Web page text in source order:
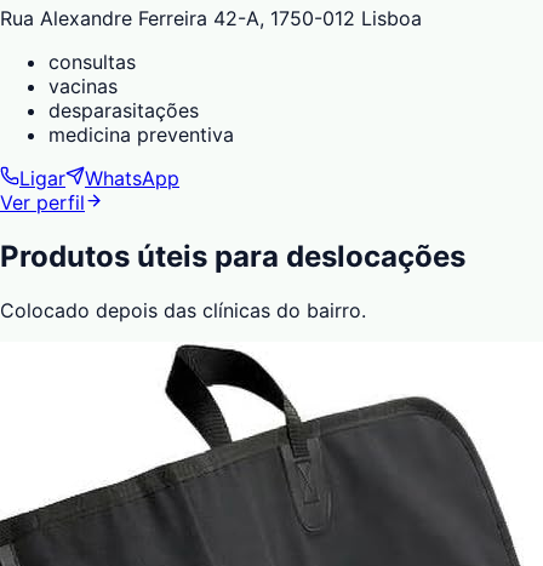
Rua Alexandre Ferreira 42-A, 1750-012 Lisboa
consultas
vacinas
desparasitações
medicina preventiva
Ligar
WhatsApp
Ver perfil
Produtos úteis para deslocações
Colocado depois das clínicas do bairro.